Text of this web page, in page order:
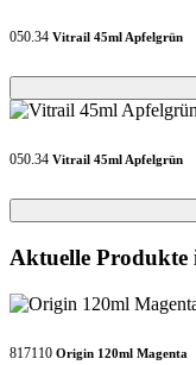
050.34 Vitrail 45ml Apfelgrün
Loading...
Loading...
050.34 Vitrail 45ml Apfelgrün
Loading...
Loading...
Aktuelle Produkte
817110 Origin 120ml Magenta